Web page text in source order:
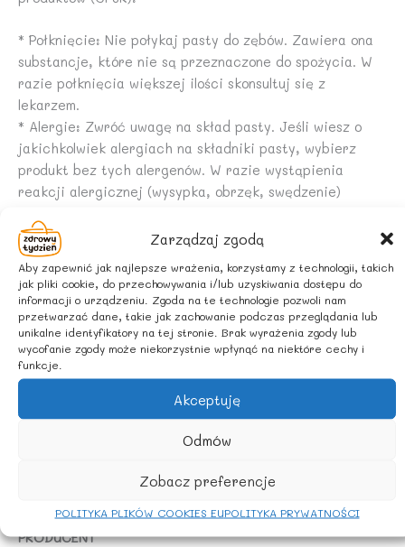
Zarządzaj zgodą
Aby zapewnić jak najlepsze wrażenia, korzystamy z technologii, takich
jak pliki cookie, do przechowywania i/lub uzyskiwania dostępu do
informacji o urządzeniu. Zgoda na te technologie pozwoli nam
przetwarzać dane, takie jak zachowanie podczas przeglądania lub
unikalne identyfikatory na tej stronie. Brak wyrażenia zgody lub
wycofanie zgody może niekorzystnie wpłynąć na niektóre cechy i
funkcje.
Akceptuję
Odmów
Zobacz preferencje
POLITYKA PLIKÓW COOKIES EUPOLITYKA PRYWATNOŚCI
* Połknięcie: Nie połykaj pasty do zębów. Zawiera ona
substancje, które nie są przeznaczone do spożycia. W
razie połknięcia większej ilości skonsultuj się z
lekarzem.
* Alergie: Zwróć uwagę na skład pasty. Jeśli wiesz o
jakichkolwiek alergiach na składniki pasty, wybierz
produkt bez tych alergenów. W razie wystąpienia
reakcji alergicznej (wysypka, obrzęk, swędzenie)
* Dzieci: Nadzoruj dzieci podczas szczotkowania
zębów, aby upewnić się, że nie połykają pasty. U dzieci
poniżej 6 roku życia używaj pasty w ilości ziarnka
grochu.
* Uczulenie na składniki: W przypadku wystąpienia
podrażnienia lub nadwrażliwości w jamie ustnej,
natychmiast przerwij stosowanie produktu.
* Sposób przechowywania: Przechowuj pastę do zębów
w miejscu niedostępnym dla dzieci, aby uniknąć
* Uszkodzone opakowanie: Nie używaj pasty, jeśli tubka
lub opakowanie jest uszkodzone.
PRODUCENT